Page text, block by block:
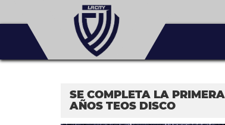
SE COMPLETA LA
AÑOS TEOS DISCO